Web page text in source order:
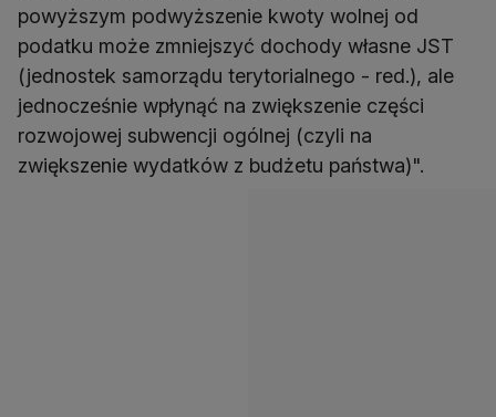
powyższym podwyższenie kwoty wolnej od
podatku może zmniejszyć dochody własne JST
(jednostek samorządu terytorialnego - red.), ale
jednocześnie wpłynąć na zwiększenie części
rozwojowej subwencji ogólnej (czyli na
zwiększenie wydatków z budżetu państwa)".